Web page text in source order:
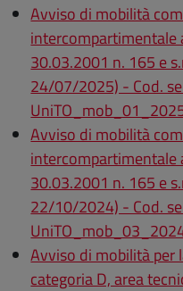
Avviso di mobilità
intercompartimentale
30.03.2001 n. 165 e
24/07/2025) - Cod.
Avviso di mobilità
intercompartimentale
30.03.2001 n. 165 e
22/10/2024) - Cod.
Avviso di mobilità per
categoria D, area